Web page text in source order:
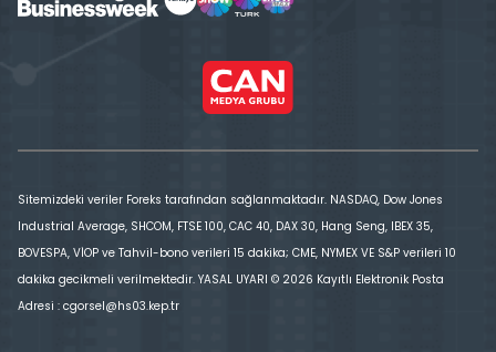
Sitemizdeki veriler Foreks tarafından sağlanmaktadır. NASDAQ, Dow Jones
Industrial Average, SHCOM, FTSE 100, CAC 40, DAX 30, Hang Seng, IBEX 35,
BOVESPA, VİOP ve Tahvil-bono verileri 15 dakika; CME, NYMEX VE S&P verileri 10
dakika gecikmeli verilmektedir. YASAL UYARI © 2026 Kayıtlı Elektronik Posta
Adresi : cgorsel@hs03.kep.tr